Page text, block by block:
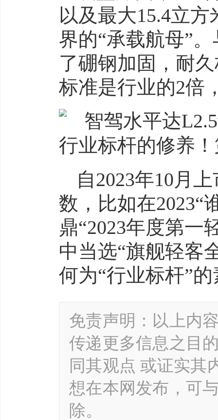
以及最大15.4立
界的“承载航母”
了硼钢加固，耐
标准是行业的2倍
自2023年10月
数，比如在2023“
鼎“2023年度第一
中当选“旗舰轻客
何为“行业标杆”
免责声明：以上内
传递更多信息之目
同其观点 或证实其
想在本网发布，可
除。